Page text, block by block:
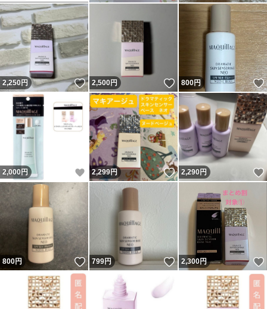
2,250円 いいね！
2,500円 いいね！
800円
2,000円 いいね！
2,299円 いいね！
2,290円
800円 いいね！
799円 いいね！
2,300円